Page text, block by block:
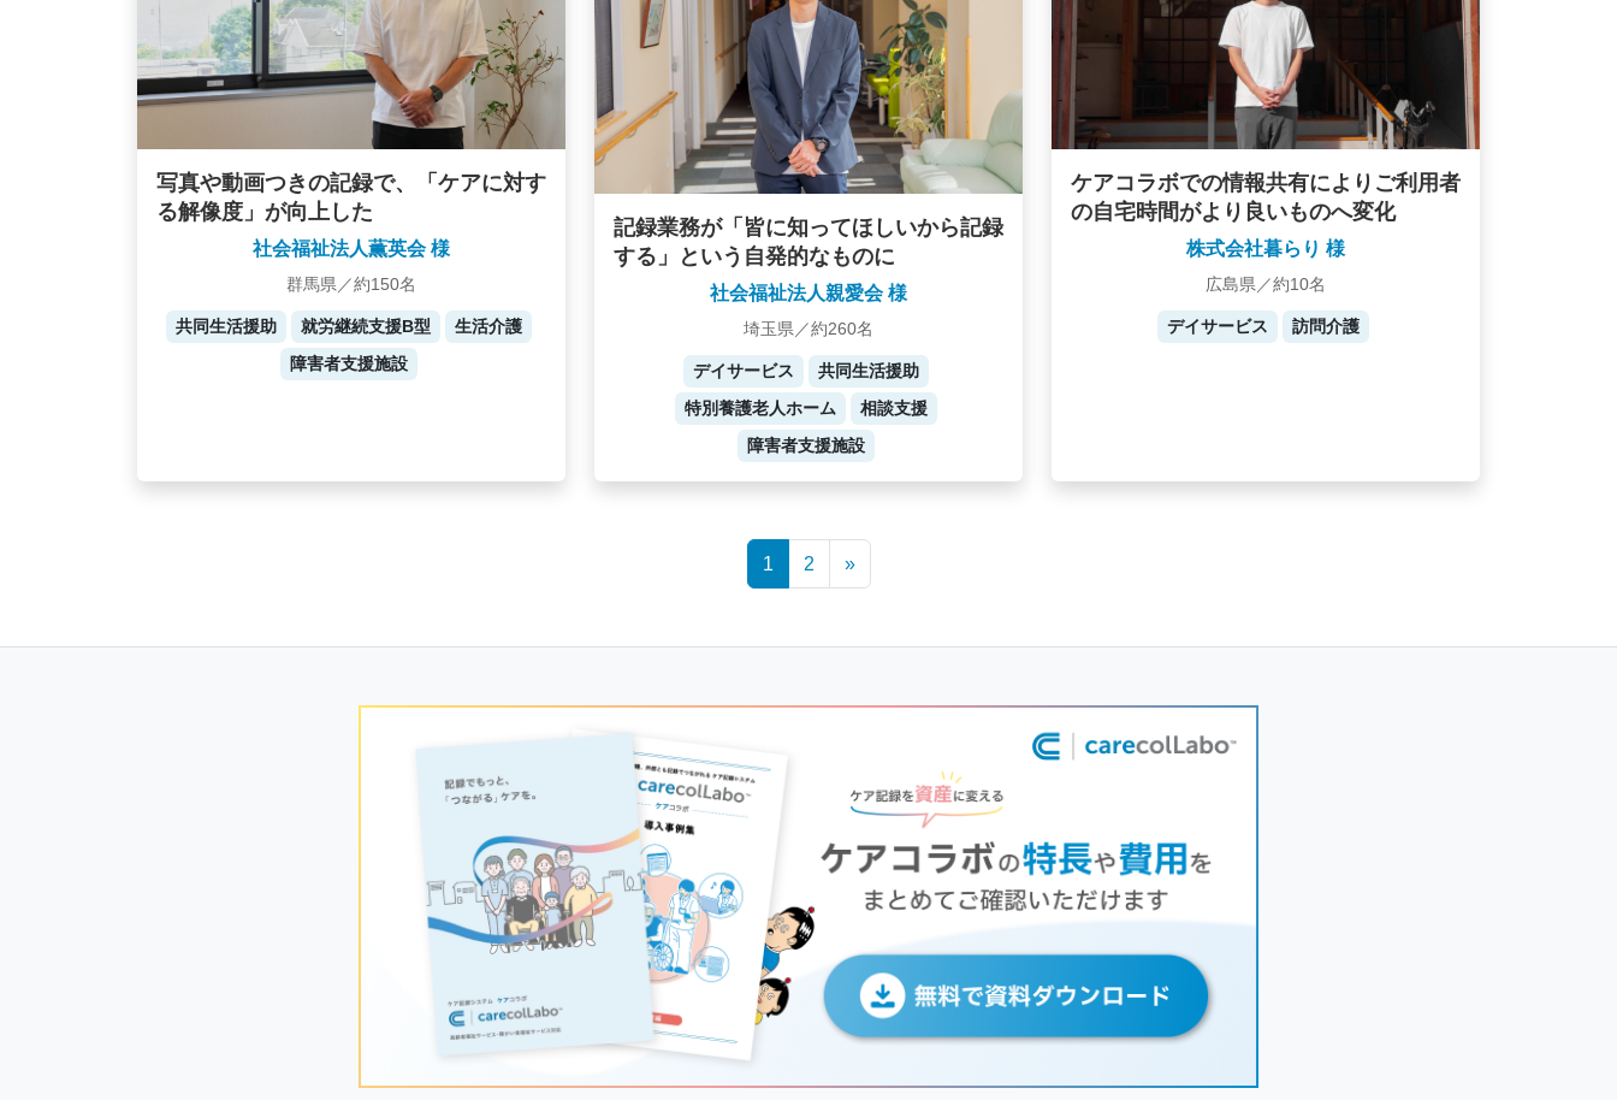
写真や動画つきの記録で、「ケアに対す
る解像度」が向上した
社会福祉法人薫英会 様
群馬県／約150名
共同生活援助 就労継続支援B型
生活介護
障害者支援施設
記録業務が「皆に知ってほしいから記録
する」という自発的なものに
社会福祉法人親愛会 様
埼玉県／約260名
デイサービス
共同生活援助
特別養護老人ホーム
相談支援
障害者支援施設
ケアコラボでの情報共有によりご利用者
の自宅時間がより良いものへ変化
株式会社暮らり 様
広島県／約10名
デイサービス 訪問介護
1 2 »